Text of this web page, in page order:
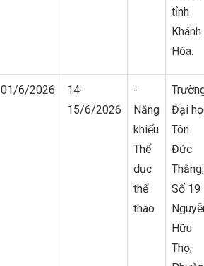
tỉnh
Khánh
Hòa.
01/6/2026
14-
15/6/2026
-
Năng
khiếu
Thể
dục
thể
thao
Đại
Tôn
Đức
Thắng,
Số 19
Hữu
Thọ,